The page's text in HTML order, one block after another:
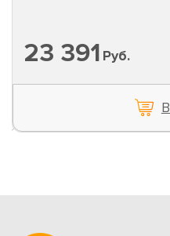
23 391 Руб.